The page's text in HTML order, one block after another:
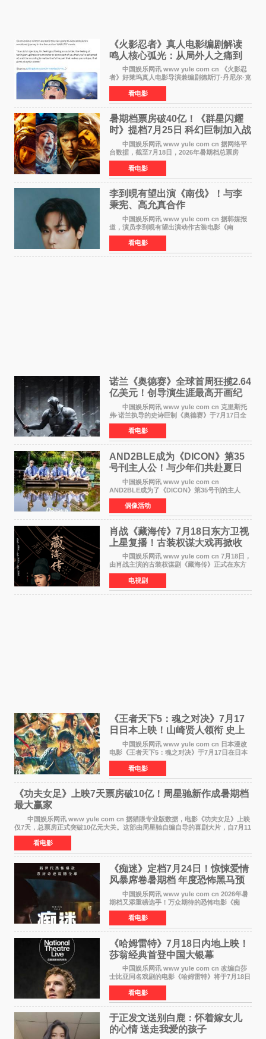
《火影忍者》真人电影编剧解读
鸣人核心弧光：从局外人之痛到
自我觉醒
中国娱乐网讯 www yule com cn 《火影忍
者》好莱坞真人电影导演兼编剧德斯汀·丹尼尔·克
雷顿近日在采访中分享了对主角鸣人成长弧光的
理解，透露电影将深入探索鸣人作为局外人的情
感历程。
看电影
暑期档票房破40亿！《群星闪耀
时》提档7月25日 科幻巨制加入战
中国娱乐网讯 www yule com cn 据网络平
台数据，截至7月18日，2026年暑期档总票房
（含预售）已正式突破40亿元大关，年度总票房
也随之逼近197亿元。超百部中外佳片同台竞技，
点燃了盛夏的电
看电影
李到晛有望出演《南伐》！与李
秉宪、高允真合作
中国娱乐网讯 www yule com cn 据韩媒报
道，演员李到晛有望出演动作古装电影《南
伐》，与李秉宪、高允真合作，引发关注。
该片为动作古装片，讲述朝鲜初期，为了解救被
倭寇绑走的俘虏，9
看电影
诺兰《奥德赛》全球首周狂揽2.64
亿美元！创导演生涯最高开画纪
中国娱乐网讯 www yule com cn 克里斯托
弗·诺兰执导的史诗巨制《奥德赛》于7月17日全
球上映，首周末票房表现远超预期——北美首周
三天粗报1 245亿美元（开画3919馆），全球首周
2 641亿美元
看电影
AND2BLE成为《DICON》第35
号刊主人公！与少年们共赴夏日
之约
中国娱乐网讯 www yule com cn
AND2BLE成为了《DICON》第35号刊的主人
公，本期标题为And The Summer。作为出道后
首次担任杂志画报主角的完整体，AND2BLE用清
澈的少年感与全新的夏天相遇了
偶像活动
肖战《藏海传》7月18日东方卫视
上星复播！古装权谋大戏再掀收
视热潮
中国娱乐网讯 www yule com cn 7月18日，
由肖战主演的古装权谋剧《藏海传》正式在东方
卫视上星复播，引发广泛关注。该剧此前已在网
络平台播出，凭借精良制作和紧凑剧情收获不俗
口碑，此次上
电视剧
《王者天下5：魂之对决》7月17
日日本上映！山崎贤人领衔 史上
最大“函谷关防卫战”
中国娱乐网讯 www yule com cn 日本漫改
电影《王者天下5：魂之对决》于7月17日在日本
全国上映。这部由佐藤信介执导、山崎贤人主演
的历史动作片，改编自原泰久同名人气漫画，继
续讲述信和漂
看电影
《功夫女足》上映7天票房破10亿！周星驰新作成暑期档
最大赢家
中国娱乐网讯 www yule com cn 据猫眼专业版数据，电影《功夫女足》上映
仅7天，总票房正式突破10亿元大关。这部由周星驰自编自导的喜剧大片，自7月11
日公映以来便展现出惊人的市场统治力。
看电影
《痴迷》定档7月24日！惊悚爱情
风暴席卷暑期档 年度恐怖黑马预
中国娱乐网讯 www yule com cn 2026年暑
期档又添重磅选手！万众期待的恐怖电影《痴
迷》今日正式官宣定档，将于7月24日登陆内地各
大院线。这部被业内专家誉为新世代爆款恐怖电
影的作品，将为
看电影
《哈姆雷特》7月18日内地上映！
莎翁经典首登中国大银幕
中国娱乐网讯 www yule com cn 改编自莎
士比亚同名戏剧的电影《哈姆雷特》将于7月18日
在中国内地上映。这部跨越四百年的文学经典被
搬上大银幕，为观众带来一场视觉与听觉的双重
盛宴。 《
看电影
于正发文送别白鹿：怀着嫁女儿
的心情 送走我爱的孩子